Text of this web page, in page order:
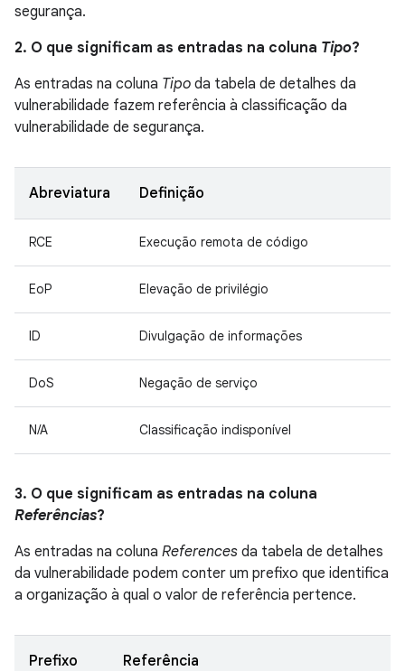
segurança.
2. O que significam as entradas na coluna Tipo?
As entradas na coluna Tipo da tabela de detalhes da
vulnerabilidade fazem referência à classificação da
vulnerabilidade de segurança.
Abreviatura Definição
RCE Execução remota de código
EoP Elevação de privilégio
ID Divulgação de informações
DoS Negação de serviço
N/A Classificação indisponível
3. O que significam as entradas na coluna
Referências?
As entradas na coluna References da tabela de detalhes
da vulnerabilidade podem conter um prefixo que identifica
a organização à qual o valor de referência pertence.
Prefixo Referência